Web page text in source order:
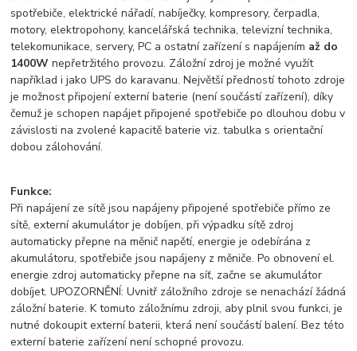
spotřebiče, elektrické nářadí, nabíječky, kompresory, čerpadla,
motory, elektropohony, kancelářská technika, televizní technika,
telekomunikace, servery, PC a ostatní zařízení s napájením až do
1400Wnepřetržitého provozu. Záložní zdroj je možné využít
například i jako UPS do karavanu. Největší předností tohoto zdroje
je možnost připojení externí baterie (není součástí zařízení), díky
čemuž je schopen napájet připojené spotřebiče po dlouhou dobu v
závislosti na zvolené kapacitě baterie viz. tabulka s orientační
dobou zálohování.
Funkce:
Při napájení ze sítě jsou napájeny připojené spotřebiče přímo ze
sítě, externí akumulátor je dobíjen, při výpadku sítě zdroj
automaticky přepne na měnič napětí, energie je odebírána z
akumulátoru, spotřebiče jsou napájeny z měniče. Po obnovení el.
energie zdroj automaticky přepne na síť, začne se akumulátor
dobíjet. UPOZORNĚNÍ: Uvnitř záložního zdroje se nenachází žádná
záložní baterie. K tomuto záložnímu zdroji, aby plnil svou funkci, je
nutné dokoupit externí baterii, která není součástí balení. Bez této
externí baterie zařízení není schopné provozu.